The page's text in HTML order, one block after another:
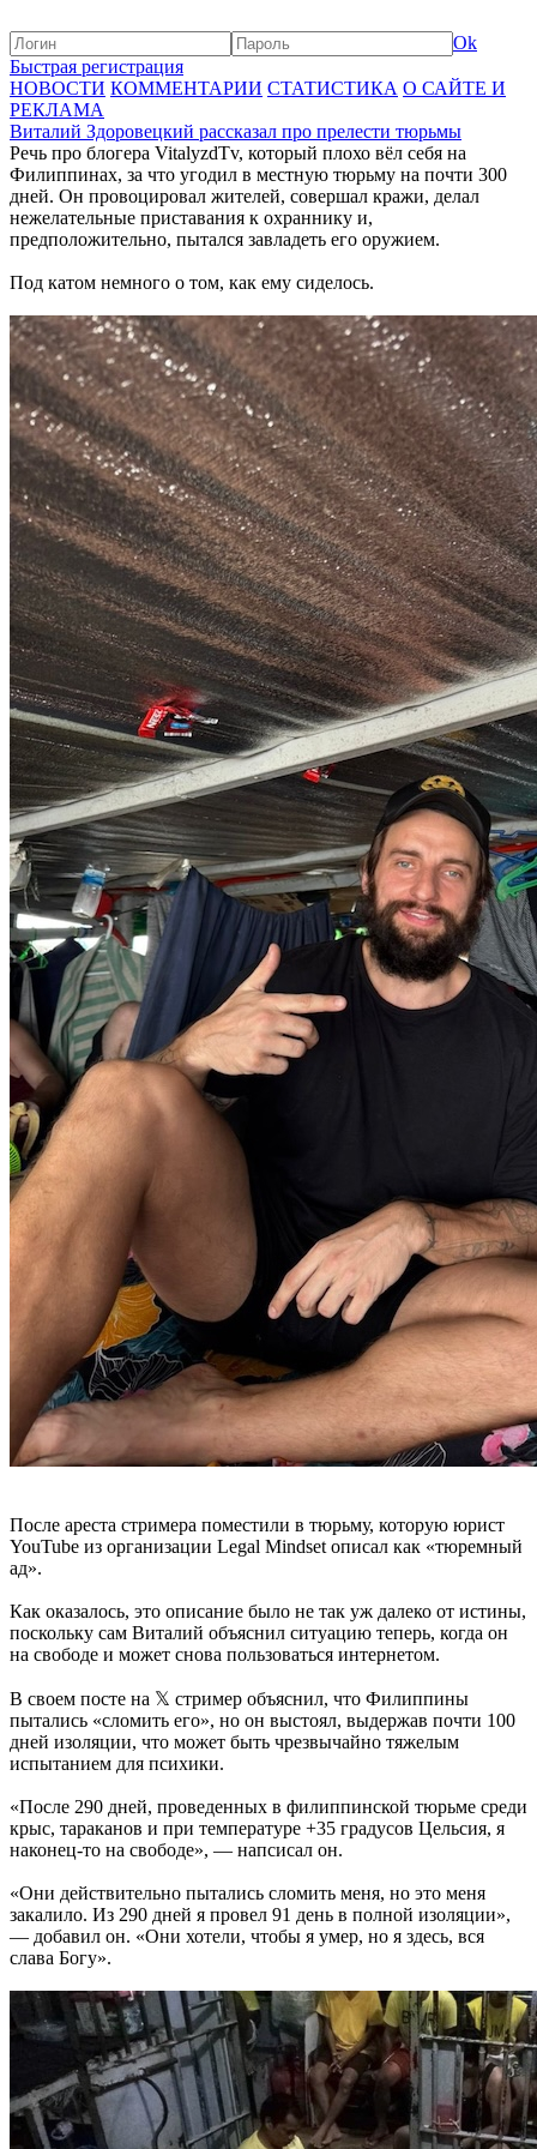
Ok
Быстрая регистрация
НОВОСТИ КОММЕНТАРИИ СТАТИСТИКА О САЙТЕ И
РЕКЛАМА
Виталий Здоровецкий рассказал про прелести тюрьмы
Речь про блогера VitalyzdTv, который плохо вёл себя на
Филиппинах, за что угодил в местную тюрьму на почти 300
дней. Он провоцировал жителей, совершал кражи, делал
нежелательные приставания к охраннику и,
предположительно, пытался завладеть его оружием.
Под катом немного о том, как ему сиделось.
После ареста стримера поместили в тюрьму, которую юрист
YouTube из организации Legal Mindset описал как «тюремный
ад».
Как оказалось, это описание было не так уж далеко от истины,
поскольку сам Виталий объяснил ситуацию теперь, когда он
на свободе и может снова пользоваться интернетом.
В своем посте на 𝕏 стример объяснил, что Филиппины
пытались «сломить его», но он выстоял, выдержав почти 100
дней изоляции, что может быть чрезвычайно тяжелым
испытанием для психики.
«После 290 дней, проведенных в филиппинской тюрьме среди
крыс, тараканов и при температуре +35 градусов Цельсия, я
наконец-то на свободе», — напсисал он.
«Они действительно пытались сломить меня, но это меня
закалило. Из 290 дней я провел 91 день в полной изоляции»,
— добавил он. «Они хотели, чтобы я умер, но я здесь, вся
слава Богу».